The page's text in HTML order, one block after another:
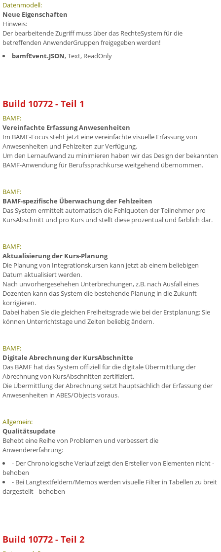
Datenmodell:
Neue Eigenschaften
Hinweis:
Der bearbeitende Zugriff muss über das RechteSystem für die
betreffenden AnwenderGruppen freigegeben werden!
bamfEvent.JSON, Text, ReadOnly
Build 10772 - Teil 1
BAMF:
Vereinfachte Erfassung Anwesenheiten
Im BAMF-Focus steht jetzt eine vereinfachte visuelle Erfassung von
Anwesenheiten und Fehlzeiten zur Verfügung.
Um den Lernaufwand zu minimieren haben wir das Design der bekannten
BAMF-Anwendung für Berufssprachkurse weitgehend übernommen.
BAMF:
BAMF-spezifische Überwachung der Fehlzeiten
Das System ermittelt automatisch die Fehlquoten der Teilnehmer pro
KursAbschnitt und pro Kurs und stellt diese prozentual und farblich dar.
BAMF:
Aktualisierung der Kurs-Planung
Die Planung von Integrationskursen kann jetzt ab einem beliebigen
Datum aktualisiert werden.
Nach unvorhergesehehen Unterbrechungen, z.B. nach Ausfall eines
Dozenten kann das System die bestehende Planung in die Zukunft
korrigieren.
Dabei haben Sie die gleichen Freiheitsgrade wie bei der Erstplanung: Sie
können Unterrichtstage und Zeiten beliebig ändern.
BAMF:
Digitale Abrechnung der KursAbschnitte
Das BAMF hat das System offiziell für die digitale Übermittlung der
Abrechnung von KursAbschnitten zertifiziert.
Die Übermittlung der Abrechnung setzt hauptsächlich der Erfassung der
Anwesenheiten in ABES/Objects voraus.
Allgemein:
Qualitätsupdate
Behebt eine Reihe von Problemen und verbessert die
Anwendererfahrung:
- Der Chronologische Verlauf zeigt den Ersteller von Elementen nicht -
behoben
- Bei Langtextfeldern/Memos werden visuelle Filter in Tabellen zu breit
dargestellt - behoben
Build 10772 - Teil 2